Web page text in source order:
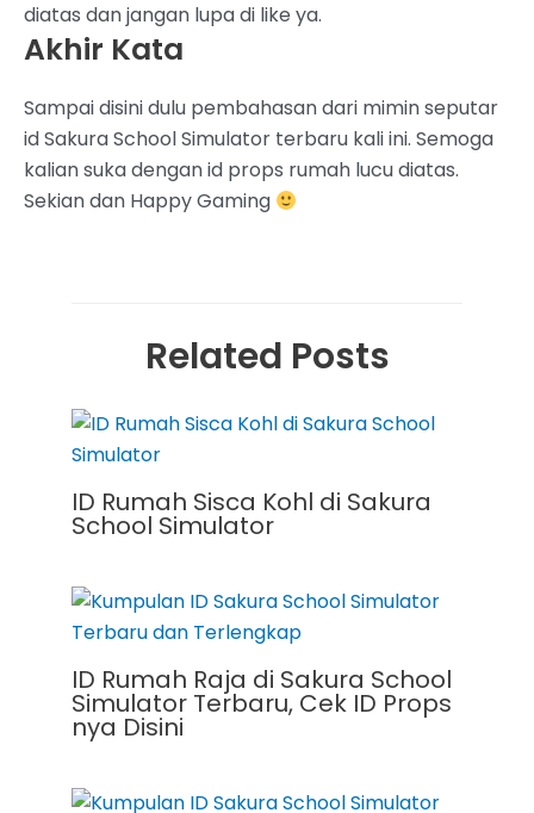
diatas dan jangan lupa di like ya.
Akhir Kata
Sampai disini dulu pembahasan dari mimin seputar
id Sakura School Simulator terbaru kali ini. Semoga
kalian suka dengan id props rumah lucu diatas.
Sekian dan Happy Gaming
Related Posts
ID Rumah Sisca Kohl di Sakura
School Simulator
ID Rumah Raja di Sakura School
Simulator Terbaru, Cek ID Props
nya Disini